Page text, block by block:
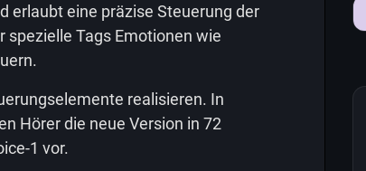
erlaubt eine präzise Steuerung der
Tags Emotionen wie
realisieren. In
Hörer die neue Version in 72
1 vor.